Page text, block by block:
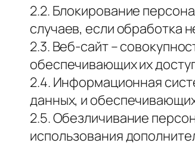
2.2. Блокирование
случаев, если обработка
2.3. Веб-сайт –
обеспечивающих их
2.4. Информационная
данных, и
2.5. Обезличивание
использования